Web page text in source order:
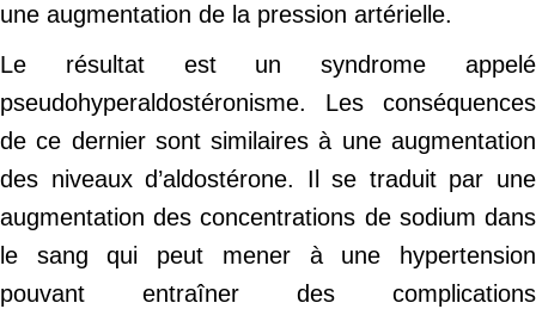
une augmentation de la pression artérielle.
Le résultat est un syndrome appelé
pseudohyperaldostéronisme. Les conséquences
de ce dernier sont similaires à une augmentation
des niveaux d’aldostérone. Il se traduit par une
augmentation des concentrations de sodium dans
le sang qui peut mener à une hypertension
pouvant entraîner des complications